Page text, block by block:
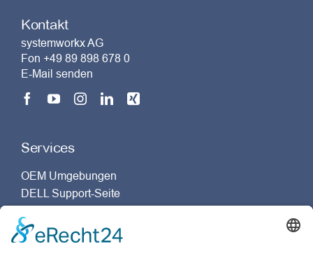
Kontakt
systemworkx AG
Fon +49 89 898 678 0
E-Mail senden
Services
OEM Umgebungen
DELL Support-Seite